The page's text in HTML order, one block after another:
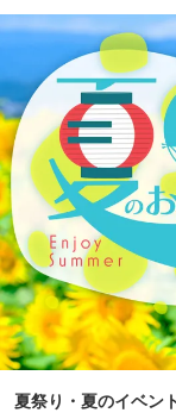
夏祭り・夏のイベン